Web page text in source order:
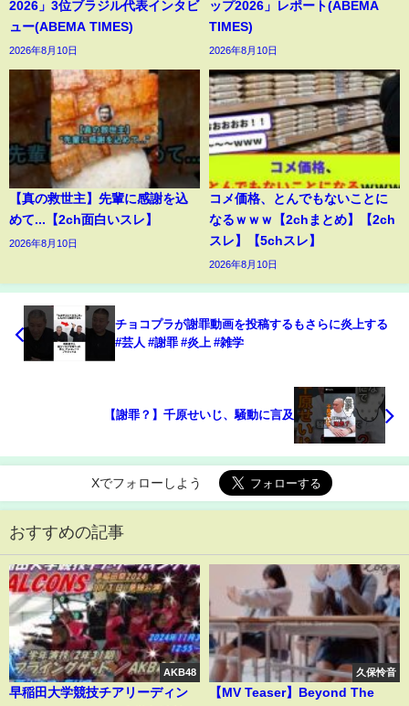
2026」3位ブラジル代表インタビ
ュー(ABEMA TIMES)
2026年8月10日
ップ2026」レポート(ABEMA
TIMES)
2026年8月10日
【真の救世主】先輩に感謝を込
めて...【2ch面白いスレ】
2026年8月10日
コメ価格、とんでもないことに
なるｗｗｗ【2chまとめ】【2ch
スレ】【5chスレ】
2026年8月10日
チョコプラが謝罪動画を投稿するもさらに炎上する
#芸人 #謝罪 #炎上 #雑学
【謝罪？】千原せいじ、騒動に言及
Xでフォローしよう
おすすめの記事
AKB48
早稲田大学競技チアリーディン
久保怜音
【MV Teaser】Beyond The